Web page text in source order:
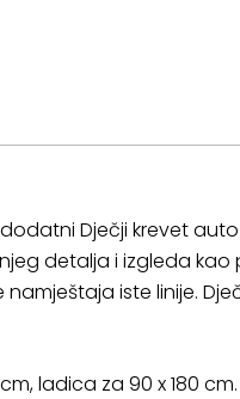
Dječji krevet
detalja i izgleda
iste linije.
ladica za 90 x 180 cm.